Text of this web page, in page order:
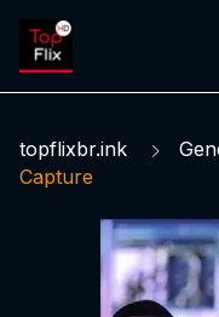
topflixbr.ink
Capture